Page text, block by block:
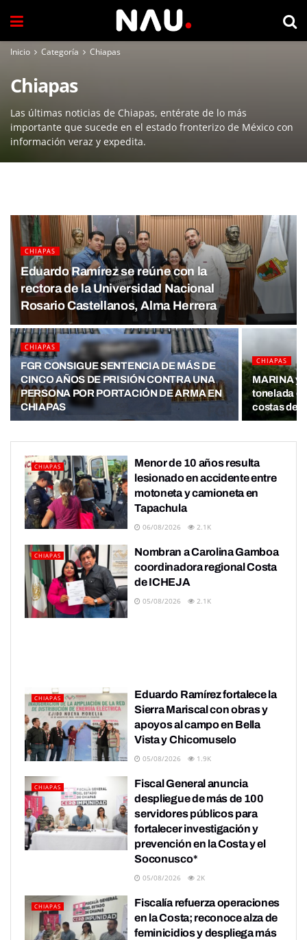
Inicio Categoría Chiapas
Chiapas
Las últimas noticias de Chiapas, entérate de lo más
importante que sucede en el estado fronterizo de México con
información veraz y expedita.
CHIAPAS
Eduardo Ramírez se reúne con la
rectora de la Universidad Nacional
Rosario Castellanos, Alma Herrera
CHIAPAS
FGR CONSIGUE SENTENCIA DE MÁS DE
CINCO AÑOS DE PRISIÓN CONTRA UNA
PERSONA POR PORTACIÓN DE ARMA EN
CHIAPAS
CHIAPAS
MARINA y
tonelada
costas de
CHIAPAS
Menor de 10 años resulta
lesionado en accidente entre
motoneta y camioneta en
Tapachula
06/08/2026 2.1K
CHIAPAS
Nombran a Carolina Gamboa
coordinadora regional Costa
de ICHEJA
05/08/2026 2.1K
CHIAPAS
Eduardo Ramírez fortalece la
Sierra Mariscal con obras y
apoyos al campo en Bella
Vista y Chicomuselo
05/08/2026 1.9K
CHIAPAS
Fiscal General anuncia
despliegue de más de 100
servidores públicos para
fortalecer investigación y
prevención en la Costa y el
Soconusco*
05/08/2026 2K
CHIAPAS
Fiscalía refuerza operaciones
en la Costa; reconoce alza de
feminicidios y despliega más